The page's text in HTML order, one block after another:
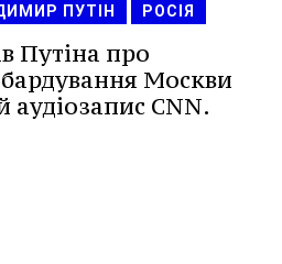
ПУТІН РОСІЯ
Путіна про
Москви
CNN.